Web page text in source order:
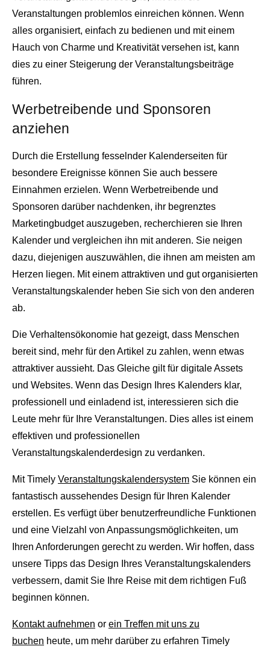
Veranstaltungen problemlos einreichen können. Wenn
alles organisiert, einfach zu bedienen und mit einem
Hauch von Charme und Kreativität versehen ist, kann
dies zu einer Steigerung der Veranstaltungsbeiträge
führen.
Werbetreibende und Sponsoren
anziehen
Durch die Erstellung fesselnder Kalenderseiten für
besondere Ereignisse können Sie auch bessere
Einnahmen erzielen. Wenn Werbetreibende und
Sponsoren darüber nachdenken, ihr begrenztes
Marketingbudget auszugeben, recherchieren sie Ihren
Kalender und vergleichen ihn mit anderen. Sie neigen
dazu, diejenigen auszuwählen, die ihnen am meisten am
Herzen liegen. Mit einem attraktiven und gut organisierten
Veranstaltungskalender heben Sie sich von den anderen
ab.
Die Verhaltensökonomie hat gezeigt, dass Menschen
bereit sind, mehr für den Artikel zu zahlen, wenn etwas
attraktiver aussieht. Das Gleiche gilt für digitale Assets
und Websites. Wenn das Design Ihres Kalenders klar,
professionell und einladend ist, interessieren sich die
Leute mehr für Ihre Veranstaltungen. Dies alles ist einem
effektiven und professionellen
Veranstaltungskalenderdesign zu verdanken.
Mit Timely Veranstaltungskalendersystem Sie können ein
fantastisch aussehendes Design für Ihren Kalender
erstellen. Es verfügt über benutzerfreundliche Funktionen
und eine Vielzahl von Anpassungsmöglichkeiten, um
Ihren Anforderungen gerecht zu werden. Wir hoffen, dass
unsere Tipps das Design Ihres Veranstaltungskalenders
verbessern, damit Sie Ihre Reise mit dem richtigen Fuß
beginnen können.
Kontakt aufnehmen or ein Treffen mit uns zu
buchen heute, um mehr darüber zu erfahren Timely